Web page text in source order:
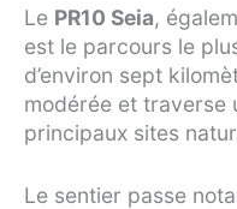
Le PR10 Seia,
est le parcours le
d’environ sept
modérée et traverse
principaux sites
Le sentier passe